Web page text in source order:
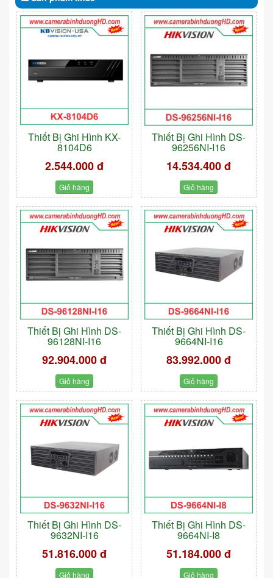
Thiết Bị Ghi Hình KX-
8104D6
2.544.000 đ
Giỏ hàng
Thiết Bị Ghi Hình DS-
96256NI-I16
14.534.400 đ
Giỏ hàng
Thiết Bị Ghi Hình DS-
96128NI-I16
92.904.000 đ
Giỏ hàng
Thiết Bị Ghi Hình DS-
9664NI-I16
83.992.000 đ
Giỏ hàng
Thiết Bị Ghi Hình DS-
9632NI-I16
51.816.000 đ
Giỏ hàng
Thiết Bị Ghi Hình DS-
9664NI-I8
51.184.000 đ
Giỏ hàng